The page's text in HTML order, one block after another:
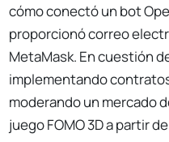
cómo conectó un bot
proporcionó correo
MetaMask. En cuestión
implementando
moderando un mercado
juego FOMO 3D a partir